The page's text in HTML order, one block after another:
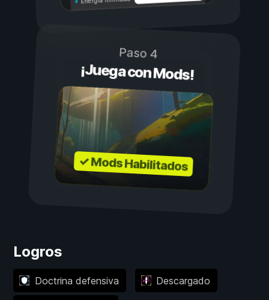
Paso 4
¡Juega con Mods!
✓ Mods Habilitados
Logros
Doctrina defensiva Descargado